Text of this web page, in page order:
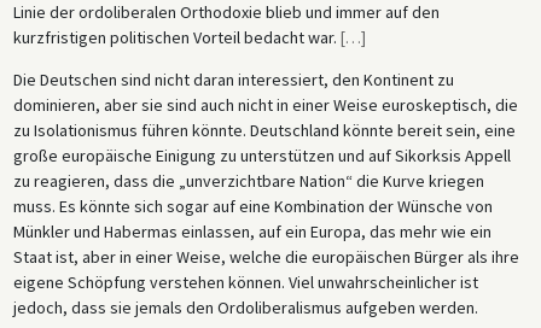
Linie der ordoliberalen Orthodoxie blieb und immer auf den
kurzfristigen politischen Vorteil bedacht war. […]
Die Deutschen sind nicht daran interessiert, den Kontinent zu
dominieren, aber sie sind auch nicht in einer Weise euroskeptisch, die
zu Isolationismus führen könnte. Deutschland könnte bereit sein, eine
große europäische Einigung zu unterstützen und auf Sikorksis Appell
zu reagieren, dass die „unverzichtbare Nation“ die Kurve kriegen
muss. Es könnte sich sogar auf eine Kombination der Wünsche von
Münkler und Habermas einlassen, auf ein Europa, das mehr wie ein
Staat ist, aber in einer Weise, welche die europäischen Bürger als ihre
eigene Schöpfung verstehen können. Viel unwahrscheinlicher ist
jedoch, dass sie jemals den Ordoliberalismus aufgeben werden.